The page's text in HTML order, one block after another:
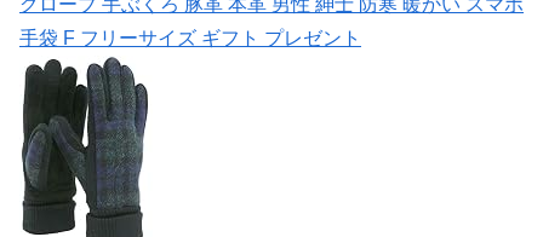
手袋 F フリーサイズ ギフト プレゼント